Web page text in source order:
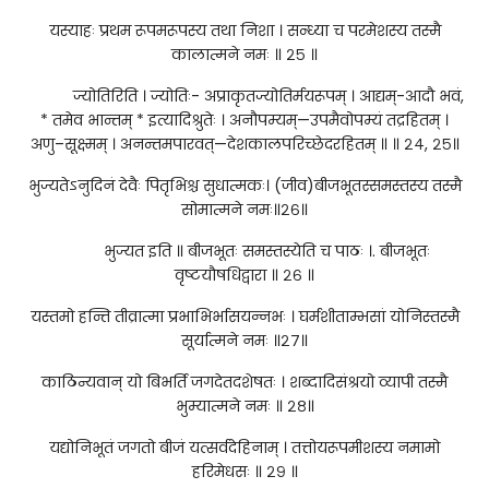
यस्याहः प्रथम रूपमरूपस्य तथा निशा । सन्ध्या च परमेशस्य तस्मै
कालात्मने नमः ॥ २५ ॥
ज्योतिरिति । ज्योतिः- अप्राकृतज्योतिर्मयरूपम् । आद्यम्-आदौ भवं,
* तमेव भान्तम् * इत्यादिश्रुतेः । अनौपम्यम्—उपमैवोपम्यं तद्रहितम् ।
अणु–सूक्ष्मम् । अनन्तमपारवत्—देशकालपरिच्छेदरहितम् ॥ ॥ २४, २५॥
भुज्यतेऽनुदिनं देवैः पितृभिश्च सुधात्मकः। (जीव)बीजभूतस्समस्तस्य तस्मै
सोमात्मने नमः॥२६॥
भुज्यत इति ॥ बीजभूतः समस्तस्येति च पाठः ।. बीजभूतः
वृष्टयौषधिद्वारा ॥ २६ ॥
यस्तमो हन्ति तीव्रात्मा प्रभाभिर्भासयन्नभः । घर्मशीताम्भसां योनिस्तस्मै
सूर्यात्मने नमः ॥२७॥
काठिन्यवान् यो बिभर्ति जगदेतदशेषतः । शब्दादिसंश्रयो व्यापी तस्मै
भुम्यात्मने नमः ॥ २८॥
यद्योनिभूतं जगतो बीजं यत्सर्वदेहिनाम् । तत्तोयरूपमीशस्य नमामो
हरिमेधसः ॥ २९ ॥